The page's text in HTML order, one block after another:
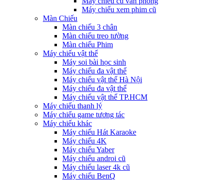
Máy chiếu xem phim cũ
Màn Chiếu
Màn chiếu 3 chân
Màn chiếu treo tường
Màn chiếu Phim
Máy chiếu vật thể
Máy soi bài học sinh
Máy chiếu đa vật thể
Máy chiếu vật thể Hà Nội
Máy chiếu đa vật thể
Máy chiếu vật thể TP.HCM
Máy chiếu thanh lý
Máy chiếu game tương tác
Máy chiếu khác
Máy chiếu Hát Karaoke
Máy chiếu 4K
Máy chiếu Yaber
Máy chiếu androi cũ
Máy chiếu laser 4k cũ
Máy chiếu BenQ